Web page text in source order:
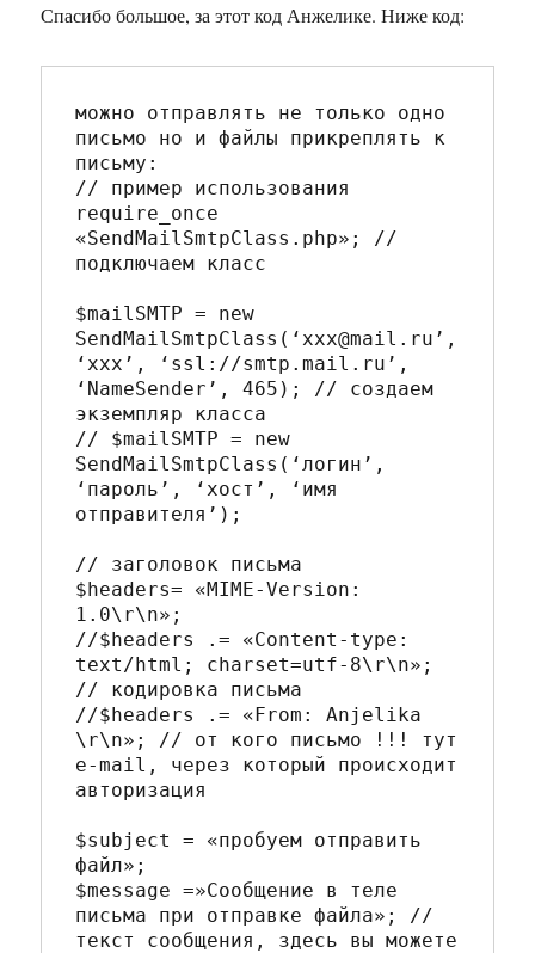
Спасибо большое, за этот код Анжелике. Ниже код:
можно отправлять не только одно
письмо но и файлы прикреплять к
письму:
// пример использования
require_once
«SendMailSmtpClass.php»; //
подключаем класс
$mailSMTP = new
SendMailSmtpClass(‘xxx@mail.ru’,
‘xxx’, ‘ssl://smtp.mail.ru’,
‘NameSender’, 465); // создаем
экземпляр класса
// $mailSMTP = new
SendMailSmtpClass(‘логин’,
‘пароль’, ‘хост’, ‘имя
отправителя’);
// заголовок письма
$headers= «MIME-Version:
1.0\r\n»;
//$headers .= «Content-type:
text/html; charset=utf-8\r\n»;
// кодировка письма
//$headers .= «From: Anjelika
\r\n»; // от кого письмо !!! тут
e-mail, через который происходит
авторизация
$subject = «пробуем отправить
файл»;
$message =»Сообщение в теле
письма при отправке файла»; //
текст сообщения, здесь вы можете